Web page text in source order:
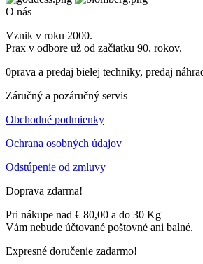
O nás
Vznik v roku 2000.
Prax v odbore už od začiatku 90. rokov.
0prava a predaj bielej techniky, predaj
Záručný a pozáručný servis
Obchodné podmienky
Ochrana osobných údajov
Odstúpenie od zmluvy
Doprava zdarma!
Pri nákupe nad € 80,00 a do 30 Kg
Vám nebude účtované poštovné ani balné.
Expresné doručenie zadarmo!